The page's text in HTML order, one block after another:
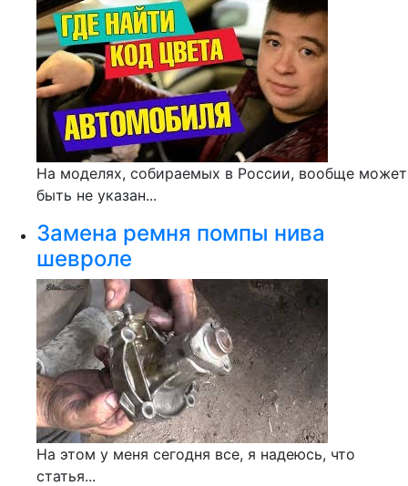
На моделях, собираемых в России, вообще может
быть не указан...
Замена ремня помпы нива
шевроле
На этом у меня сегодня все, я надеюсь, что
статья...